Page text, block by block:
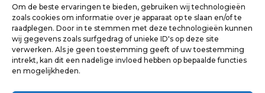
Om de beste ervaringen te bieden, gebruiken wij technologieën
zoals cookies om informatie over je apparaat op te slaan en/of te
raadplegen. Door in te stemmen met deze technologieën kunnen
wij gegevens zoals surfgedrag of unieke ID's op deze site
verwerken. Als je geen toestemming geeft of uw toestemming
intrekt, kan dit een nadelige invloed hebben op bepaalde functies
en mogelijkheden.
Purmerend N-H
info@smulbus.nl
06 41746470
Volg ons op: